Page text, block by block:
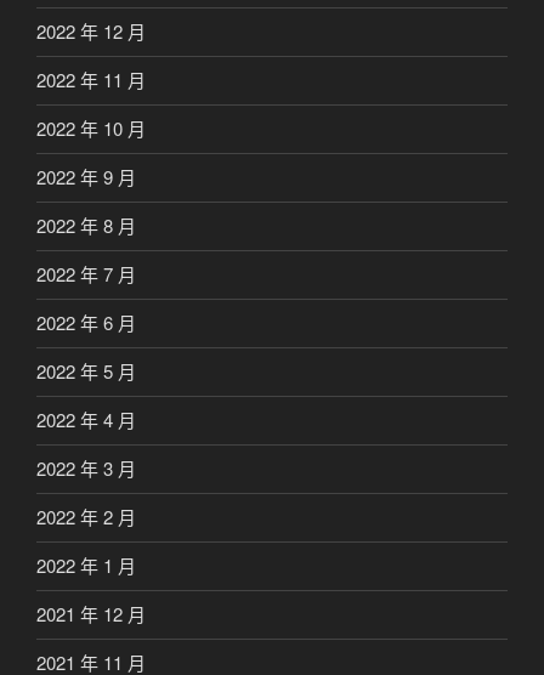
2022 年 12 月
2022 年 11 月
2022 年 10 月
2022 年 9 月
2022 年 8 月
2022 年 7 月
2022 年 6 月
2022 年 5 月
2022 年 4 月
2022 年 3 月
2022 年 2 月
2022 年 1 月
2021 年 12 月
2021 年 11 月